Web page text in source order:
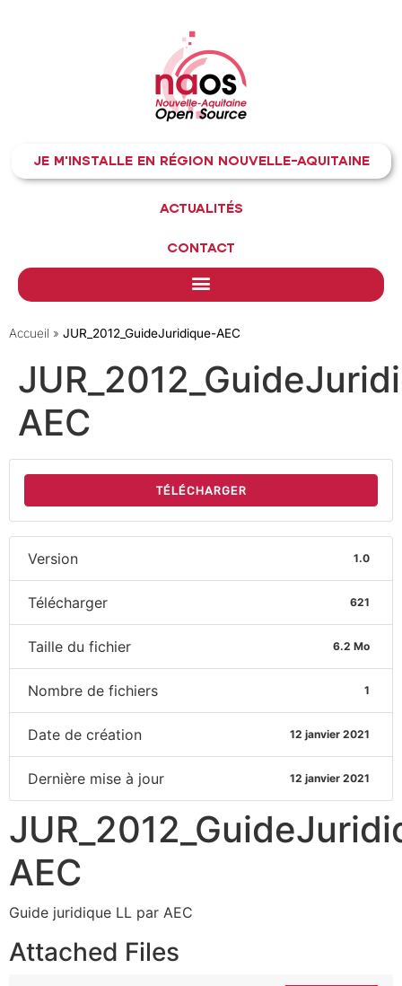
JE M'INSTALLE EN RÉGION NOUVELLE-AQUITAINE
ACTUALITÉS
CONTACT
Accueil » JUR_2012_GuideJuridique-AEC
AEC
TÉLÉCHARGER
Version 1.0
Télécharger 621
Taille du fichier 6.2 Mo
Nombre de fichiers 1
Date de création 12 janvier 2021
Dernière mise à jour 12 janvier 2021
AEC
Guide juridique LL par AEC
Attached Files